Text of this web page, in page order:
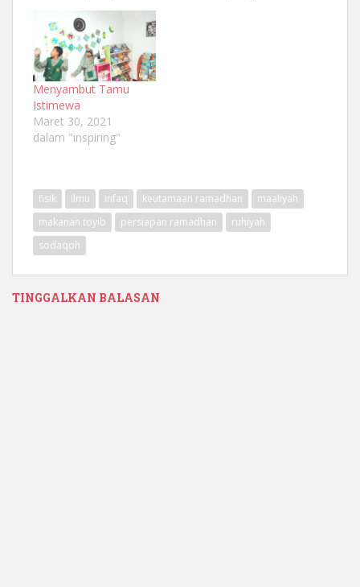
Menyambut Tamu
Istimewa
Maret 30, 2021
dalam "inspiring"
fisik ilmu infaq keutamaan ramadhan
maaliyah
makanan toyib
persiapan ramadhan
ruhiyah
sodaqoh
TINGGALKAN BALASAN